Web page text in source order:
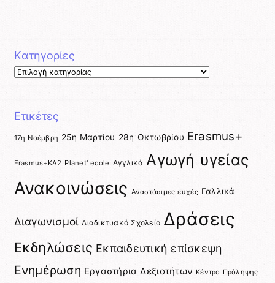
Kατηγορίες
Kατηγορίες
Ετικέτες
17η Νοέμβρη 25η Μαρτίου 28η Οκτωβρίου Erasmus+
Erasmus+KA2 Planet' ecole Αγγλικά Αγωγή υγείας
Ανακοινώσεις Αναστάσιμες ευχές Γαλλικά
Διαγωνισμοί Διαδικτυακό Σχολείο Δράσεις
Εκδηλώσεις Εκπαιδευτική επίσκεψη
Ενημέρωση Εργαστήρια Δεξιοτήτων Κέντρο Πρόληψης